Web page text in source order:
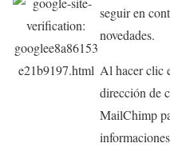
seguir en
novedades.
Al hacer clic
dirección de
MailChimp